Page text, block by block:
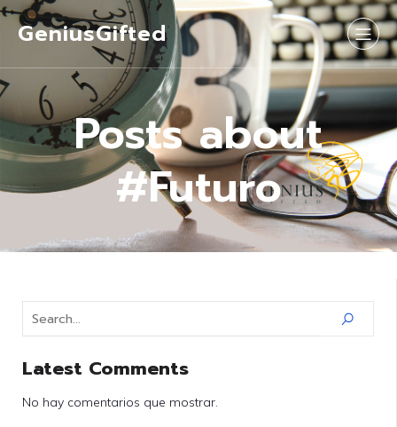
GeniusGifted
Posts about
#Futuro
Latest Comments
No hay comentarios que mostrar.